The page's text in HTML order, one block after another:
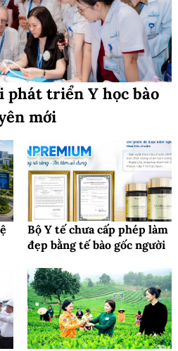
phát triển Y học bào
mới
Bộ Y tế chưa cấp phép làm
đẹp bằng tế bào gốc người